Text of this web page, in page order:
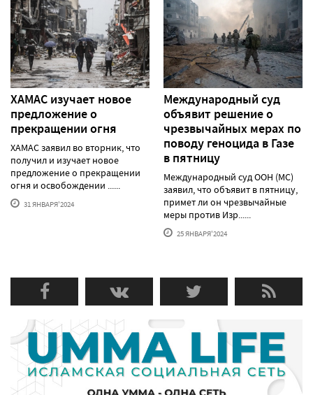
ХАМАС изучает новое
предложение о
прекращении огня
ХАМАС заявил во вторник, что
получил и изучает новое
предложение о прекращении
огня и освобождении ......
31 ЯНВАРЯ'2024
Международный суд
объявит решение о
чрезвычайных мерах по
поводу геноцида в Газе
в пятницу
Международный суд ООН (МС)
заявил, что объявит в пятницу,
примет ли он чрезвычайные
меры против Изр......
25 ЯНВАРЯ'2024